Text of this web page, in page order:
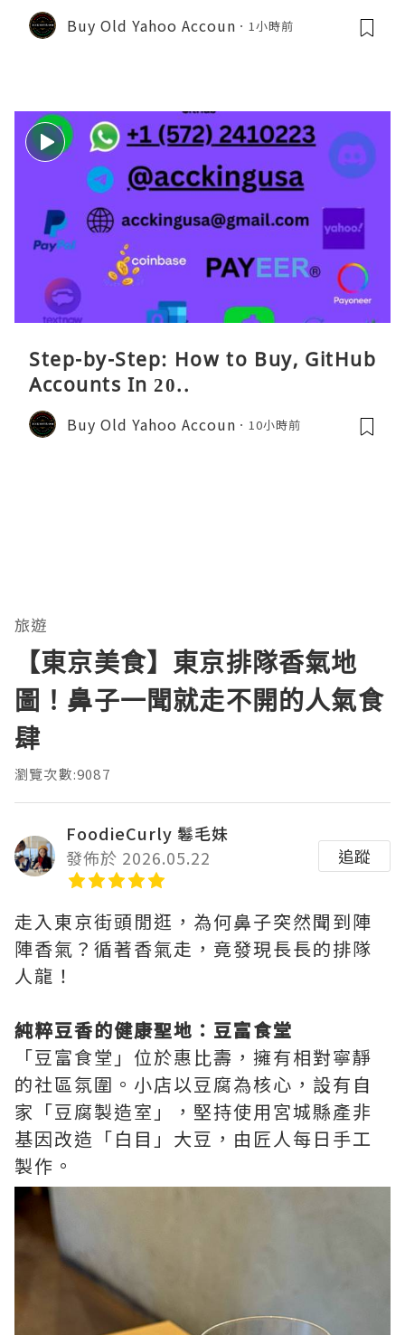
Buy Old Yahoo Accoun 1小時前
Step-by-Step: How to Buy, GitHub
Accounts In 20..
Buy Old Yahoo Accoun 10小時前
旅遊
【東京美食】東京排隊香氣地
圖！鼻子一聞就走不開的人氣食
肆
瀏覽次數:9087
FoodieCurly 鬈毛妹
發佈於 2026.05.22
追蹤
走入東京街頭閒逛，為何鼻子突然聞到陣
陣香氣？循著香氣走，竟發現長長的排隊
人龍！
純粹豆香的健康聖地：豆富食堂
「豆富食堂」位於惠比壽，擁有相對寧靜
的社區氛圍。小店以豆腐為核心，設有自
家「豆腐製造室」，堅持使用宮城縣產非
基因改造「白目」大豆，由匠人每日手工
製作。